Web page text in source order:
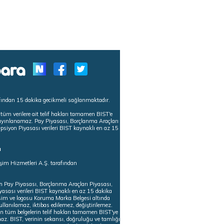
15 dakika gecikmeli sağlanmaktadır.
verilere ait telif hakları tamamen BIST'e
Pay Piyasası, Borçlanma Araçları
Piyasası verileri BIST kaynaklı en az 15
Hizmetleri A.Ş. tarafından
Piyasası, Borçlanma Araçları Piyasası,
verileri BIST kaynaklı en az 15 dakika
ve logosu Koruma Marka Belgesi altında
iktibas edilemez, değiştirilemez.
tüm belgelerin telif hakları tamamen BIST'ye
BIST, verinin sekansı, doğruluğu ve tamlığı